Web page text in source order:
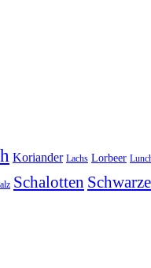
Koriander Lachs Lorbeer
Schalotten